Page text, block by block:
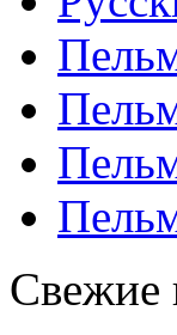
Свежие